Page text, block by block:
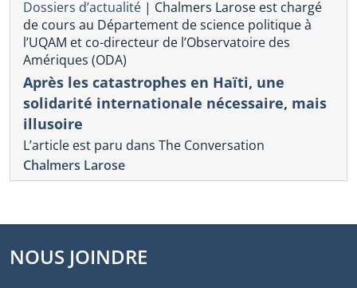
Dossiers d’actualité | Chalmers Larose est chargé
de cours au Département de science politique à
l’UQAM et co-directeur de l’Observatoire des
Amériques (ODA)
Après les catastrophes en Haïti, une
solidarité internationale nécessaire, mais
illusoire
L’article est paru dans The Conversation
Chalmers Larose
NOUS JOINDRE